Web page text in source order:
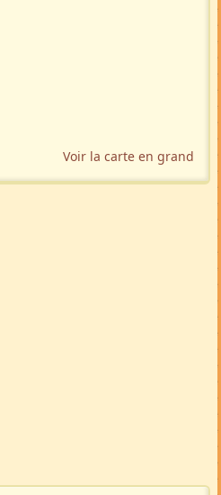
Voir la carte en grand